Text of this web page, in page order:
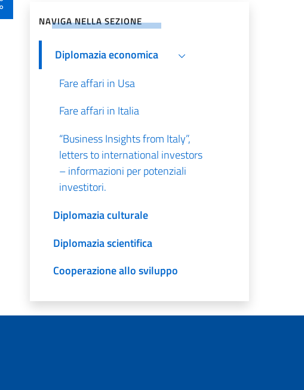
NAVIGA NELLA SEZIONE
Diplomazia economica
Fare affari in Usa
Fare affari in Italia
“Business Insights from Italy”,
letters to international investors
– informazioni per potenziali
investitori.
Diplomazia culturale
Diplomazia scientifica
Cooperazione allo sviluppo